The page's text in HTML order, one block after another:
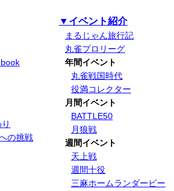
の挑戦
▼イベント紹介
まるじゃん旅行記
丸雀プロリーグ
年間イベント
丸雀戦国時代
役満コレクター
月間イベント
BATTLE50
月狼戦
週間イベント
天上戦
週間十役
三麻ホームランダービー